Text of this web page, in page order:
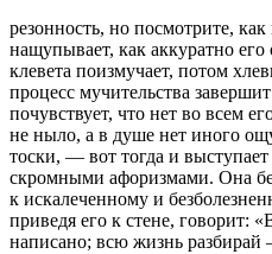
резонность, но посмотрите,
нащупывает, как аккуратно
клевета поизмучает, потом
процесс мучительства
почувствует, что нет во всем
не ныло, а в душе нет иного
тоски, — вот тогда и
скромными афоризмами. Она
к искалеченному и
приведя его к стене, говорит:
написано; всю жизнь разбирай